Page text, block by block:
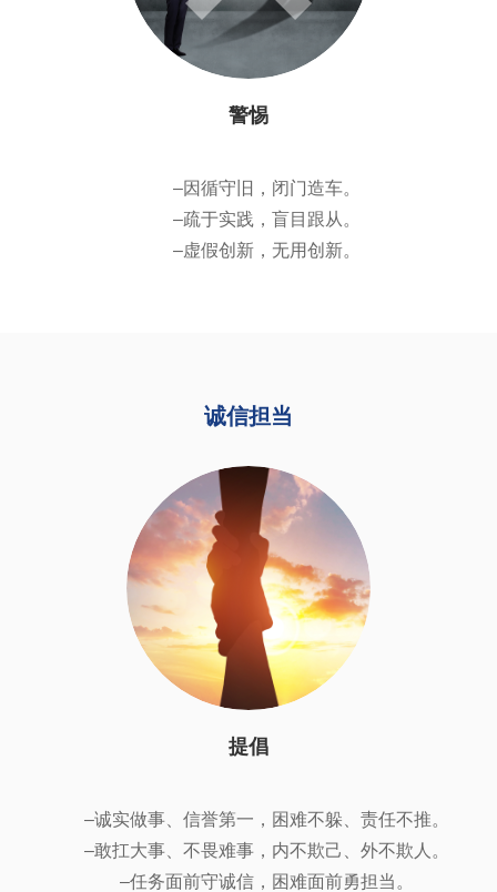
警惕
–因循守旧，闭门造车。
–疏于实践，盲目跟从。
–虚假创新，无用创新。
诚信担当
提倡
–诚实做事、信誉第一，困难不躲、责任不推。
–敢扛大事、不畏难事，内不欺己、外不欺人。
–任务面前守诚信，困难面前勇担当。